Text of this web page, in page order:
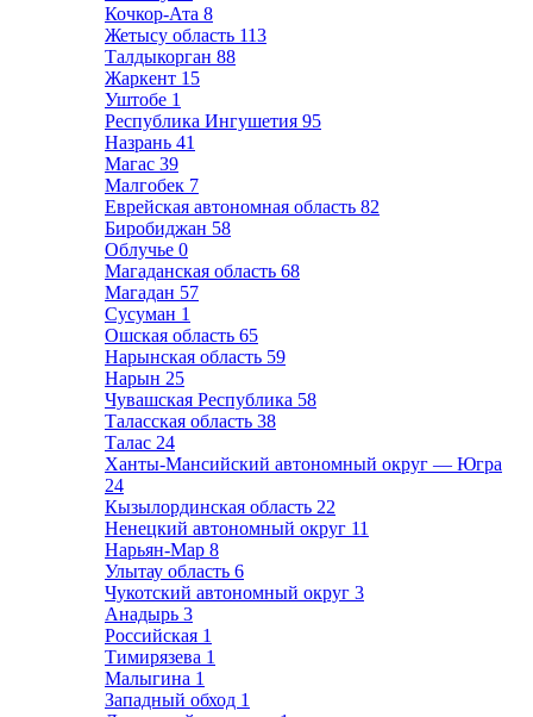
Кочкор-Ата 8
Жетысу область 113
Талдыкорган 88
Жаркент 15
Уштобе 1
Республика Ингушетия 95
Назрань 41
Магас 39
Малгобек 7
Еврейская автономная область 82
Биробиджан 58
Облучье 0
Магаданская область 68
Магадан 57
Сусуман 1
Ошская область 65
Нарынская область 59
Нарын 25
Чувашская Республика 58
Таласская область 38
Талас 24
Ханты-Мансийский автономный округ — Югра
24
Кызылординская область 22
Ненецкий автономный округ 11
Нарьян-Мар 8
Улытау область 6
Чукотский автономный округ 3
Анадырь 3
Российская 1
Тимирязева 1
Малыгина 1
Западный обход 1